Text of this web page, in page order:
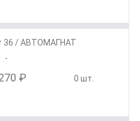
36 / АВТОМАГНАТ
-
₽ 0 шт.